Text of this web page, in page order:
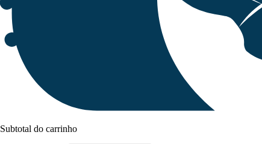
Subtotal do carrinho